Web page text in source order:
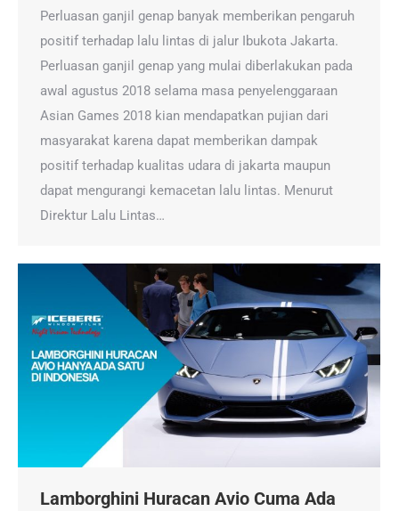
Perluasan ganjil genap banyak memberikan pengaruh
positif terhadap lalu lintas di jalur Ibukota Jakarta.
Perluasan ganjil genap yang mulai diberlakukan pada
awal agustus 2018 selama masa penyelenggaraan
Asian Games 2018 kian mendapatkan pujian dari
masyarakat karena dapat memberikan dampak
positif terhadap kualitas udara di jakarta maupun
dapat mengurangi kemacetan lalu lintas. Menurut
Direktur Lalu Lintas…
Lamborghini Huracan Avio Cuma Ada